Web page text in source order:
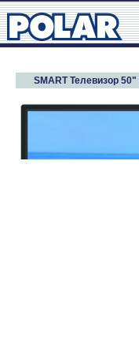
SMART Телевизор 50"